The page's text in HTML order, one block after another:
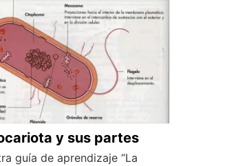
y sus partes
guía de aprendizaje “La